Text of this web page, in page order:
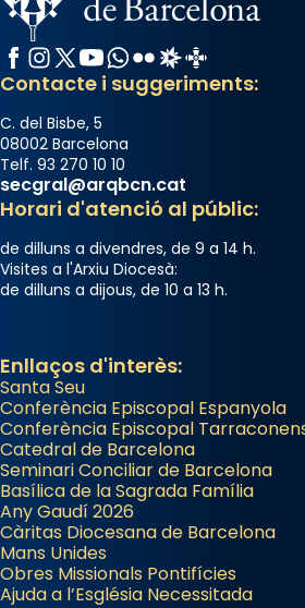
Facebook
Instagram
X / Twitter
YouTube
WhatsApp
FlickrRadio Estel
Catalunya
Contacte i suggeriments:
C. del Bisbe, 5
08002 Barcelona
Telf. 93 270 10 10
secgral@arqbcn.cat
Horari d'atenció al públic:
de dilluns a divendres, de 9 a 14 h.
Visites a l'Arxiu Diocesà:
de dilluns a dijous, de 10 a 13 h.
Enllaços d'interès:
Santa Seu
Conferència Episcopal Espanyola
Conferència Episcopal
Catedral de Barcelona
Seminari Conciliar de Barcelona
Basílica de la Sagrada Família
Any Gaudí 2026
Càritas Diocesana de Barcelona
Mans Unides
Obres Missionals Pontifícies
Ajuda a l’Església Necessitada